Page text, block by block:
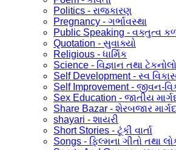
Politics - રાજકારણ
Pregnancy - ગર્ભાવસ્થા
Public Speaking - વક્તુત્વ
Quotation - સુવાક્યો
Religious - ધાર્મિક
Science - વિજ્ઞાન તથા
Self Development - સ્વ
Self Improvement - જીવન-
Sex Education - જાતીય
Share Bazar - શેરબજાર
shayari - શાયરી
Short Stories - ટૂંકી વાર્તા
Songs - ફિલ્મના ગીતો તથા